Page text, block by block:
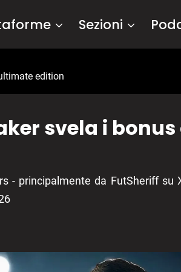
Sezioni
edition
svela i
- principalmente da FutSheriff su